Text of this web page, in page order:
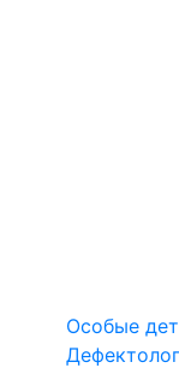
Особые